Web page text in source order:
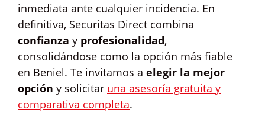
inmediata ante cualquier incidencia. En
definitiva, Securitas Direct combina
confianza y profesionalidad,
consolidándose como la opción más fiable
en Beniel. Te invitamos a elegir la mejor
opción y solicitar una asesoría gratuita y
comparativa completa.